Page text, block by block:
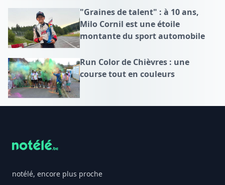
"Graines de talent" : à 10 ans,
Milo Cornil est une étoile
montante du sport automobile
Run Color de Chièvres : une
course tout en couleurs
notélé, encore plus proche